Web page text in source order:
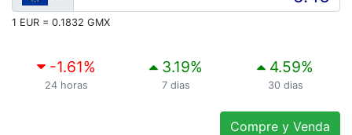
1 EUR = 0.1832 GMX
-1.61%
24 horas
3.19%
7 dias
4.59%
30 dias
Compre y Venda